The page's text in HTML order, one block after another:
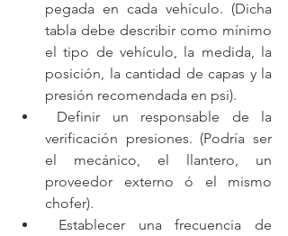
pegada en cada vehículo. (Dicha
tabla debe describir como mínimo
el tipo de vehículo, la medida, la
posición, la cantidad de capas y la
presión recomendada en psi).
verificación presiones. (Podría ser
el mecánico, el llantero, un
proveedor externo ó el mismo
chofer).